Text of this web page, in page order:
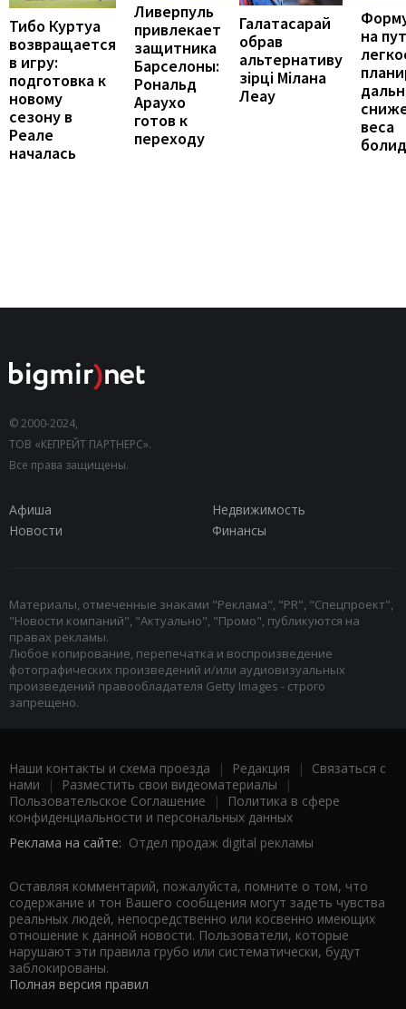
Тибо Куртуа
возвращается
в игру:
подготовка к
новому
сезону в
Реале
началась
Ливерпуль
привлекает
защитника
Барселоны:
Рональд
Араухо
готов к
переходу
Галатасарай
обрав
альтернативу
зірці Мілана
Леау
на
веса
© 2000-2024,
ТОВ «КЕПРЕЙТ ПАРТНЕРС».
Все права защищены.
Афиша
Недвижимость
Новости
Финансы
Материалы, отмеченные знаками "Реклама", "PR", "Спецпроект",
"Новости компаний", "Актуально", "Промо", публикуются на
правах рекламы.
Любое копирование, перепечатка и воспроизведение
фотографических произведений и/или аудиовизуальных
произведений правообладателя Getty Images - строго
запрещено.
Наши контакты и схема проезда | Редакция | Связаться с
нами | Разместить свои видеоматериалы |
Пользовательское Соглашение |
Политика в сфере
конфиденциальности и персональных данных
Реклама на сайте: Отдел продаж digital рекламы
Оставляя комментарий, пожалуйста, помните о том, что
содержание и тон Вашего сообщения могут задеть чувства
реальных людей, непосредственно или косвенно имеющих
отношение к данной новости. Пользователи, которые
нарушают эти правила грубо или систематически, будут
заблокированы.
Полная версия правил